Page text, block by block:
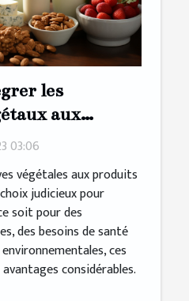
les
aux
dans votre
03:06
végétales aux produits
judicieux pour
soit pour des
des besoins de santé
ces
considérables.